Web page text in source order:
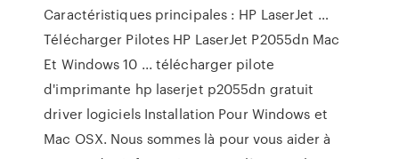
Caractéristiques principales : HP LaserJet …
Télécharger Pilotes HP LaserJet P2055dn Mac
Et Windows 10 ... télécharger pilote
d'imprimante hp laserjet p2055dn gratuit
driver logiciels Installation Pour Windows et
Mac OSX. Nous sommes là pour vous aider à